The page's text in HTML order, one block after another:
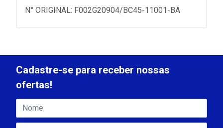
N° ORIGINAL: F002G20904/BC45-11001-BA
Cadastre-se para receber nossas
ofertas!